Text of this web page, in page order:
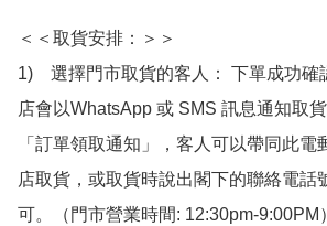
＜＜取貨安排：＞＞
1)　選擇門市取貨的客人： 下單成功確
店會以WhatsApp 或 SMS 訊息通知取
「訂單領取通知」，客人可以帶同此電
店取貨，或取貨時說出閣下的聯絡電話
可。（門市營業時間: 12:30pm-9:00PM）